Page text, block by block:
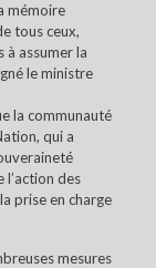
mémoire
tous ceux,
à assumer la
le ministre
la communauté
qui a
des
prise en charge
mesures